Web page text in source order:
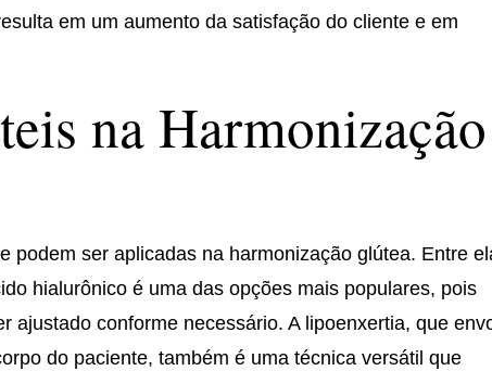
em um aumento da satisfação do cliente e em
na Harmonização
podem ser aplicadas na harmonização glútea. Entre
hialurônico é uma das opções mais populares, pois
ajustado conforme necessário. A lipoenxertia, que
do paciente, também é uma técnica versátil que